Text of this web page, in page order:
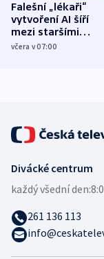
Falešní „lékaři“
vytvoření AI šíří
mezi staršími
Poláky nebezpečné
včera v 07:00
Divácké centrum
každý všední den:
261 136 113